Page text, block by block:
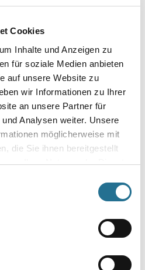
Cookies
Inhalte und Anzeigen zu
für soziale Medien anbieten
auf unsere Website zu
wir Informationen zu Ihrer
an unsere Partner für
Analysen weiter. Unsere
möglicherweise mit
die Sie ihnen bereitgestellt
Ihrer Nutzung der Dienste
Fischer Deckennagel FDN
II 6/35 (1 PCK = 100 STK)
#545637
1061-000145
Bitte einloggen, um Preise zu
sehen